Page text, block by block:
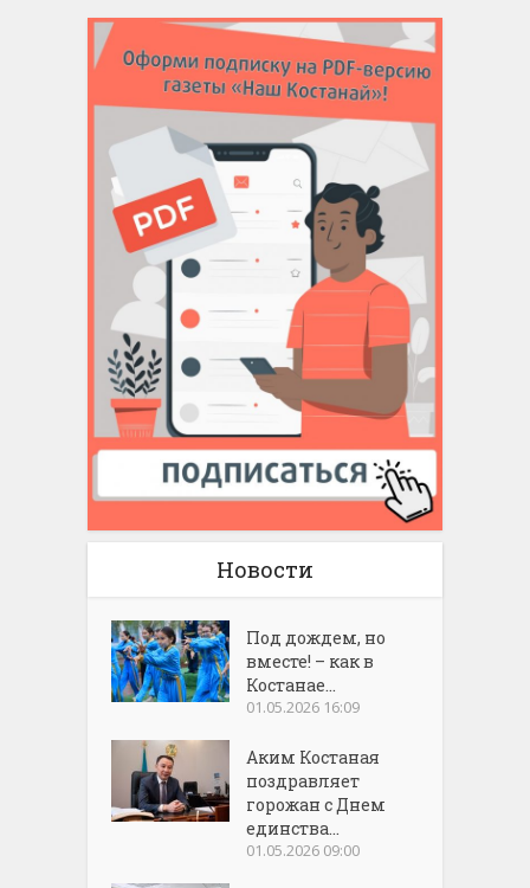
Новости
Под дождем, но
вместе! – как в
Костанае...
01.05.2026 16:09
Аким Костаная
поздравляет
горожан с Днем
единства...
01.05.2026 09:00